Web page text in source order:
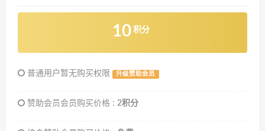
10 积分
普通用户暂无购买权限 升级赞助会员
赞助会员会员购买价格 : 2积分